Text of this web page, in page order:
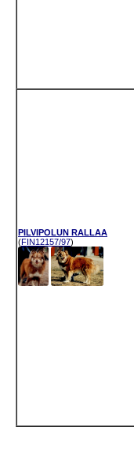
PILVIPOLUN RALLAA
(FIN12157/97)